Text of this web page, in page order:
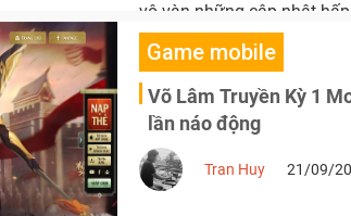
vô vàn những cập nhật
Game mobile
Võ Lâm Truyền Kỳ 1
lần náo động
Tran Huy 21/09/